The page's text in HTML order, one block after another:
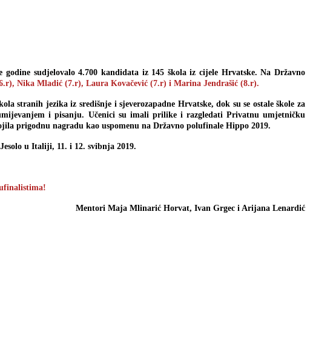
sudjelovalo 4.700 kandidata iz 145 škola iz cijele Hrvatske. Na Državno
Nika Mladić (7.r), Laura Kovačević (7.r) i Marina Jendrašić (8.r).
stranih jezika iz središnje i sjeverozapadne Hrvatske, dok su se ostale škole za
i pisanju. Učenici su imali prilike i razgledati Privatnu umjetničku
prigodnu nagradu kao uspomenu na Državno polufinale Hippo 2019.
u Italiji, 11. i 12. svibnja 2019.
Mentori Maja Mlinarić Horvat, Ivan Grgec i Arijana Lenardić